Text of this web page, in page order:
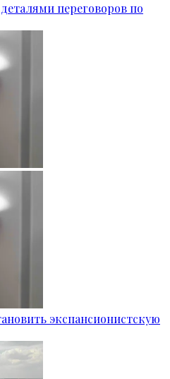
переговоров по
экспансионистскую